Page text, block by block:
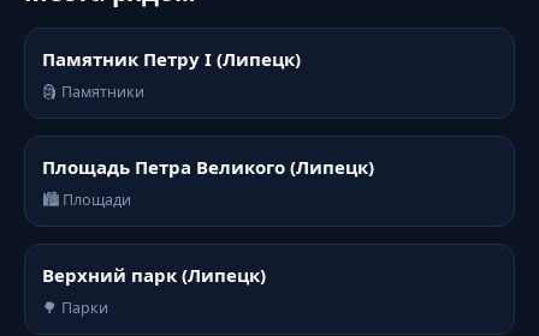
Памятник Петру I (Липецк)
🗿 Памятники
Площадь Петра Великого (Липецк)
🏙️ Площади
Верхний парк (Липецк)
🌳 Парки